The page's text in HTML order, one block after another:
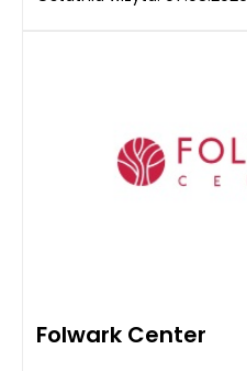
Folwark Center